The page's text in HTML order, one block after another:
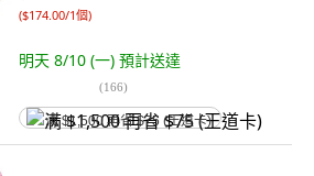
($174.00/1個)
明天 8/10 (一) 預計送達
(166)
满 $1,500 再省 $75 (王道卡)